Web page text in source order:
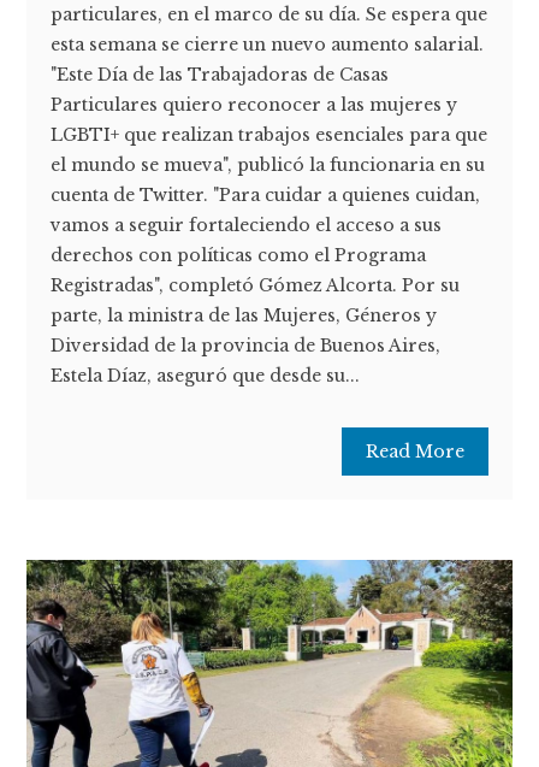
particulares, en el marco de su día. Se espera que
esta semana se cierre un nuevo aumento salarial.
"Este Día de las Trabajadoras de Casas
Particulares quiero reconocer a las mujeres y
LGBTI+ que realizan trabajos esenciales para que
el mundo se mueva", publicó la funcionaria en su
cuenta de Twitter. "Para cuidar a quienes cuidan,
vamos a seguir fortaleciendo el acceso a sus
derechos con políticas como el Programa
Registradas", completó Gómez Alcorta. Por su
parte, la ministra de las Mujeres, Géneros y
Diversidad de la provincia de Buenos Aires,
Estela Díaz, aseguró que desde su...
Read More